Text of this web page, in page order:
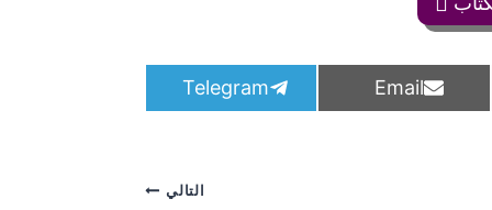
S
h
Email
S
h
Telegram
التالي